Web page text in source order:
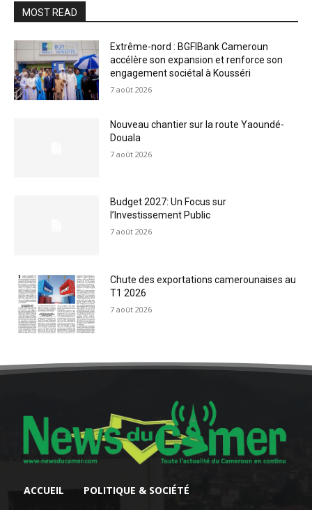
MOST READ
Extrême-nord : BGFIBank Cameroun
accélère son expansion et renforce son
engagement sociétal à Kousséri
7 août 2026
Nouveau chantier sur la route Yaoundé-
Douala
7 août 2026
Budget 2027: Un Focus sur
l’Investissement Public
7 août 2026
Chute des exportations camerounaises au
T1 2026
7 août 2026
ACCUEIL POLITIQUE & SOCIÉTÉ